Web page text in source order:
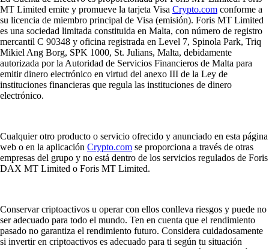
MT Limited emite y promueve la tarjeta Visa Crypto.com conforme a
su licencia de miembro principal de Visa (emisión). Foris MT Limited
es una sociedad limitada constituida en Malta, con número de registro
mercantil C 90348 y oficina registrada en Level 7, Spinola Park, Triq
Mikiel Ang Borg, SPK 1000, St. Julians, Malta, debidamente
autorizada por la Autoridad de Servicios Financieros de Malta para
emitir dinero electrónico en virtud del anexo III de la Ley de
instituciones financieras que regula las instituciones de dinero
electrónico.
Cualquier otro producto o servicio ofrecido y anunciado en esta página
web o en la aplicación Crypto.com se proporciona a través de otras
empresas del grupo y no está dentro de los servicios regulados de Foris
DAX MT Limited o Foris MT Limited.
Conservar criptoactivos u operar con ellos conlleva riesgos y puede no
ser adecuado para todo el mundo. Ten en cuenta que el rendimiento
pasado no garantiza el rendimiento futuro. Considera cuidadosamente
si invertir en criptoactivos es adecuado para ti según tu situación